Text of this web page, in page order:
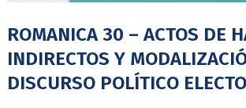
ROMANICA 30 – ACTOS DE
INDIRECTOS Y
DISCURSO POLÍTICO